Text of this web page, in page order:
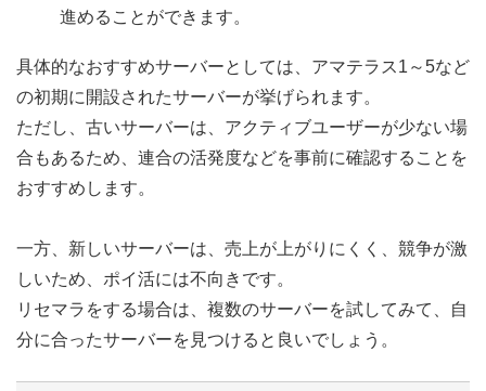
進めることができます。
具体的なおすすめサーバーとしては、アマテラス1～5など
の初期に開設されたサーバーが挙げられます。
ただし、古いサーバーは、アクティブユーザーが少ない場
合もあるため、連合の活発度などを事前に確認することを
おすすめします。
一方、新しいサーバーは、売上が上がりにくく、競争が激
しいため、ポイ活には不向きです。
リセマラをする場合は、複数のサーバーを試してみて、自
分に合ったサーバーを見つけると良いでしょう。